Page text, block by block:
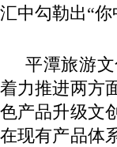
汇中勾勒出“你
平潭旅游
着力推进两方
色产品升级文
在现有产品体